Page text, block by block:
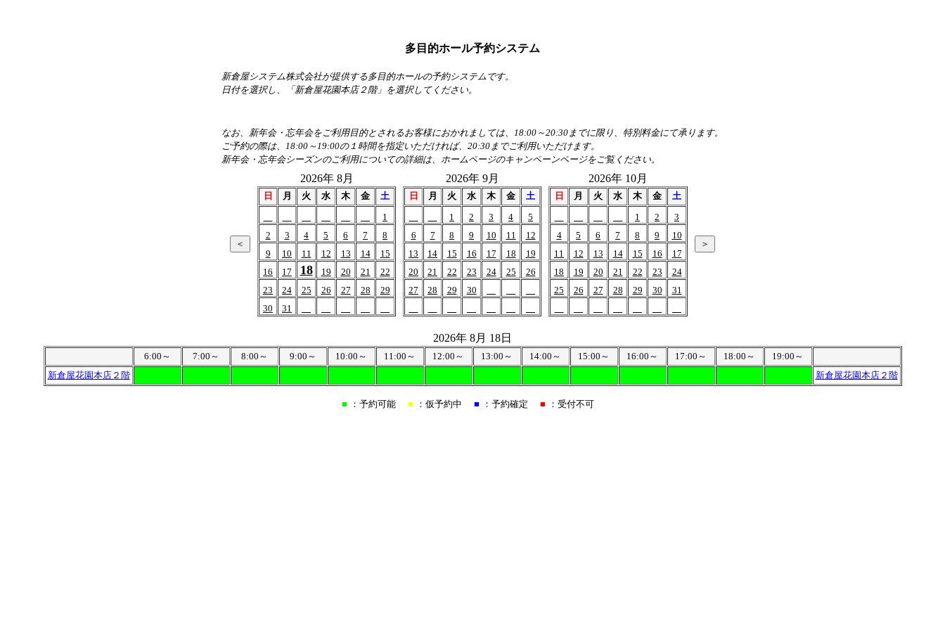
多目的ホール予約システム
新倉屋システム株式会社が提供する多目的ホールの予約システムです。
日付を選択し、「新倉屋花園本店２階」を選択してください。
なお、新年会・忘年会をご利用目的とされるお客様におかれましては、18:00～20:30までに限り、特別料金にて承ります。
ご予約の際は、18:00～19:00の１時間を指定いただければ、20:30までご利用いただけます。
新年会・忘年会シーズンのご利用についての詳細は、ホームページのキャンペーンページをご覧ください。
2026年 8月
日 月 火 水 木 金
土
1
2
3 4 5 6 7
8
9
10 11 12 13 14
15
16
17 18 19 20 21
22
23
24 25 26 27 28
29
30
31
2026年 9月
日 月 火 水 木 金
土
1
2 3 4
5
6
7 8 9 10 11
12
13
14 15 16 17 18
19
20
21 22 23 24 25
26
27
28 29 30
2026年 10月
日 月 火 水 木 金
土
1
2
3
4
5 6 7 8 9
10
11
12 13 14 15 16
17
18
19 20 21 22 23
24
25
26 27 28 29 30 31
2026年 8月 18日
6:00～ 7:00～ 8:00～ 9:00～ 10:00～ 11:00～ 12:00～ 13:00～ 14:00～ 15:00～ 16:00～ 17:00～ 18:00～
19:00～
新倉屋花園本店２階
新倉屋花園本店２階
■ ：予約可能 ■ ：仮予約中 ■ ：予約確定 ■ ：受付不可